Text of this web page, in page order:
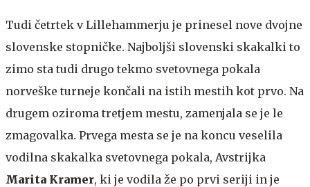
Tudi četrtek v Lillehammerju je prinesel nove dvojne
slovenske stopničke. Najboljši slovenski skakalki to
zimo sta tudi drugo tekmo svetovnega pokala
norveške turneje končali na istih mestih kot prvo. Na
drugem oziroma tretjem mestu, zamenjala se je le
zmagovalka. Prvega mesta se je na koncu veselila
vodilna skakalka svetovnega pokala, Avstrijka
Marita Kramer, ki je vodila že po prvi seriji in je